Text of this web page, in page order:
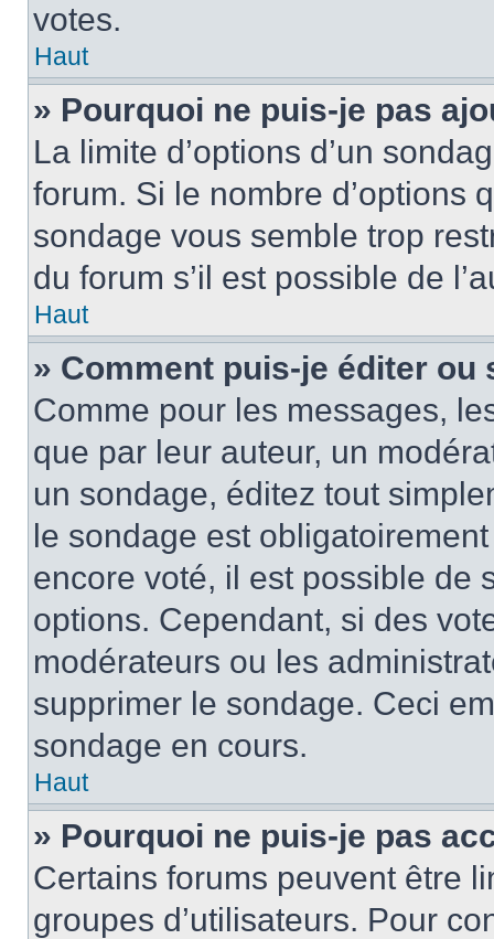
votes.
Haut
» Pourquoi ne puis-je pas
La limite d’options d’un
forum. Si le nombre d’options
sondage vous semble trop
du forum s’il est possible de
Haut
» Comment puis-je éditer ou
Comme pour les messages,
que par leur auteur, un
un sondage, éditez tout
le sondage est
encore voté, il est possible de
options. Cependant, si des
modérateurs ou les
supprimer le sondage. Ceci
sondage en cours.
Haut
» Pourquoi ne puis-je pas
Certains forums peuvent être
groupes d’utilisateurs. Pour